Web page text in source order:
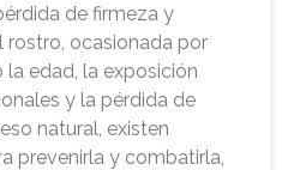
de firmeza y
rostro, ocasionada por
edad, la exposición
y la pérdida de
natural, existen
prevenirla y combatirla,